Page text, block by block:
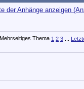
1 2 3